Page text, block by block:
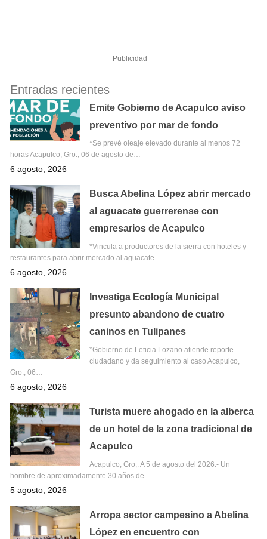
Publicidad
Entradas recientes
Emite Gobierno de Acapulco aviso
preventivo por mar de fondo
*Se prevé oleaje elevado durante al menos 72
horas Acapulco, Gro., 06 de agosto de…
6 agosto, 2026
Busca Abelina López abrir mercado
al aguacate guerrerense con
empresarios de Acapulco
*Vincula a productores de la sierra con hoteles y
restaurantes para abrir mercado al aguacate…
6 agosto, 2026
Investiga Ecología Municipal
presunto abandono de cuatro
caninos en Tulipanes
*Gobierno de Leticia Lozano atiende reporte
ciudadano y da seguimiento al caso Acapulco,
Gro., 06…
6 agosto, 2026
Turista muere ahogado en la alberca
de un hotel de la zona tradicional de
Acapulco
Acapulco; Gro,. A 5 de agosto del 2026.- Un
hombre de aproximadamente 30 años de…
5 agosto, 2026
Arropa sector campesino a Abelina
López en encuentro con